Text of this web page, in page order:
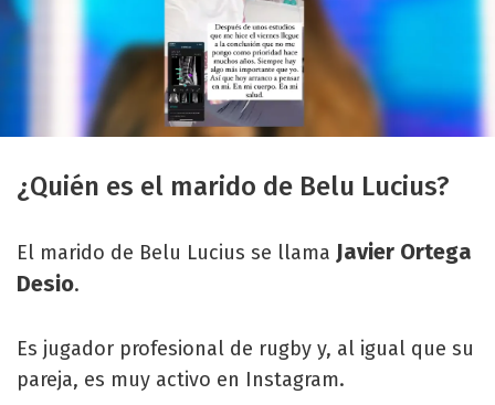
¿Quién es el marido de Belu Lucius?
El marido de Belu Lucius se llama Javier Ortega
Desio.
Es jugador profesional de rugby y, al igual que su
pareja, es muy activo en Instagram.